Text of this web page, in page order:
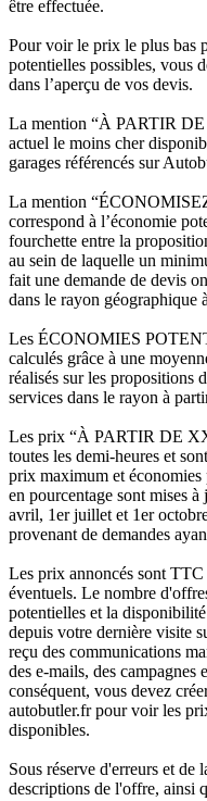
être effectuée.
Pour voir le prix le plus bas
potentielles possibles, vous
dans l’aperçu de vos devis.
La mention “À PARTIR
actuel le moins cher
garages référencés sur
La mention
correspond à l’économie
fourchette entre la
au sein de laquelle un
fait une demande de devis
dans le rayon géographique
Les ÉCONOMIES
calculés grâce à une
réalisés sur les propositions
services dans le rayon à
Les prix “À PARTIR DE
toutes les demi-heures et
prix maximum et économies
en pourcentage sont mises
avril, 1er juillet et 1er
provenant de demandes
Les prix annoncés sont
éventuels. Le nombre
potentielles et la
depuis votre dernière visite
reçu des communications
des e-mails, des
conséquent, vous devez
autobutler.fr pour voir les
disponibles.
Sous réserve d'erreurs et de
descriptions de l'offre, ainsi